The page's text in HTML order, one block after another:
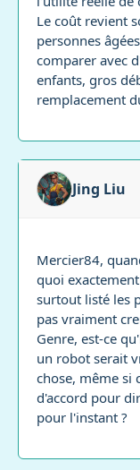
Le coût revient
personnes
comparer avec
enfants, gros
remplacement
Jing Liu
Mercier84,
quoi
surtout listé les
pas vraiment
Genre, est-ce
un robot serait
chose, même si
d'accord pour
pour l'instant ?